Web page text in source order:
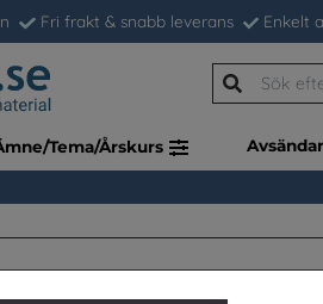
Fri frakt & snabb leverans Enkelt
Tema/Årskurs